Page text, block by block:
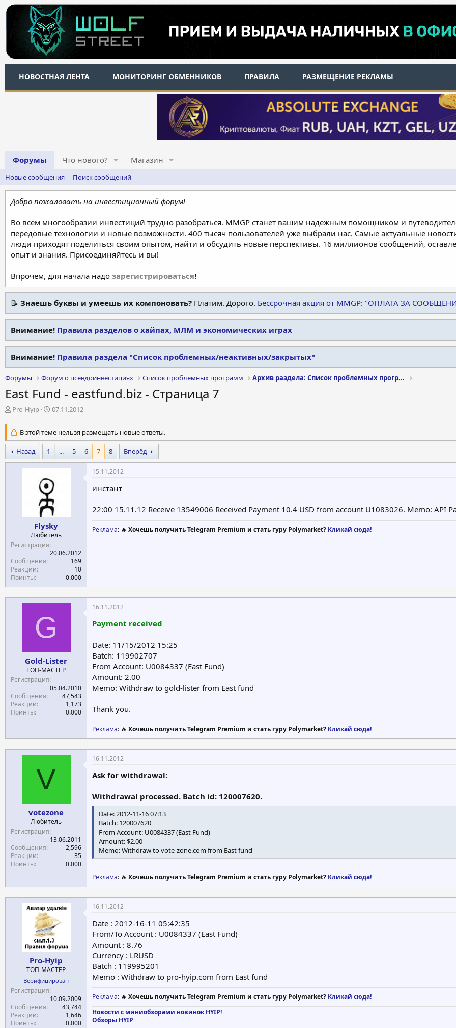
НОВОСТНАЯ ЛЕНТА МОНИТОРИНГ ОБМЕННИКОВ ПРАВИЛА РАЗМЕЩЕНИЕ РЕКЛАМЫ
Форумы Что нового? Магазин
Новые сообщения Поиск сообщений
Добро пожаловать на инвестиционный форум!
Во всем многообразии инвестиций трудно разобраться. MMGP станет вашим надежным помощником и
передовые технологии и новые возможности. 400 тысяч пользователей уже выбрали нас. Самые актуальные
люди приходят поделиться своим опытом, найти и обсудить новые перспективы. 16 миллионов сообщений,
опыт и знания. Присоединяйтесь и вы!
Впрочем, для начала надо зарегистрироваться!
📝 Знаешь буквы и умеешь их компоновать? Платим. Дорого. Бессрочная акция от MMGP: "ОПЛАТА ЗА
Внимание! Правила разделов о хайпах, МЛМ и экономических играх
Внимание! Правила раздела "Список проблемных/неактивных/закрытых"
Форумы Форум о псевдоинвестициях Список проблемных программ Архив раздела: Список проблемных программ
East Fund - eastfund.biz - Страница 7
А
т
о
р
т
е
Pro-Hyip
Д
т
а
н
ч
л
а
07.11.2012
В этой теме нельзя размещать новые ответы.
Назад 1 ... 5 6 7 8 Вперёд
Flysky
Любитель
Регистрация
20.06.2012
Сообщения
169
Реакции
10
Поинты
0.000
15.11.2012
инстант
22:00 15.11.12 Receive 13549006 Received Payment 10.4 USD from account U1083026. Memo: API
Реклама: 🔥 Хочешь получить Telegram Premium и стать гуру Polymarket? Кликай сюда!
G
Gold-Lister
ТОП-МАСТЕР
Регистрация
05.04.2010
Сообщения
47,543
Реакции
1,173
Поинты
0.000
16.11.2012
Payment received
Date: 11/15/2012 15:25
Batch: 119902707
From Account: U0084337 (East Fund)
Amount: 2.00
Memo: Withdraw to gold-lister from East fund
Thank you.
Реклама: 🔥 Хочешь получить Telegram Premium и стать гуру Polymarket? Кликай сюда!
V
votezone
Любитель
Регистрация
13.06.2011
Сообщения
2,596
Реакции
35
Поинты
0.000
16.11.2012
Ask for withdrawal:
Withdrawal processed. Batch id: 120007620.
Date: 2012-11-16 07:13
Batch: 120007620
From Account: U0084337 (East Fund)
Amount: $2.00
Memo: Withdraw to vote-zone.com from East fund
Реклама: 🔥 Хочешь получить Telegram Premium и стать гуру Polymarket? Кликай сюда!
Pro-Hyip
ТОП-МАСТЕР
Верифицирован
Регистрация
10.09.2009
Сообщения
43,744
Реакции
1,646
Поинты
0.000
16.11.2012
Date : 2012-16-11 05:42:35
From/To Account : U0084337 (East Fund)
Amount : 8.76
Currency : LRUSD
Batch : 119995201
Memo : Withdraw to pro-hyip.com from East fund
Реклама: 🔥 Хочешь получить Telegram Premium и стать гуру Polymarket? Кликай сюда!
Новости с миниобзорами новинок HYIP!
Обзоры HYIP